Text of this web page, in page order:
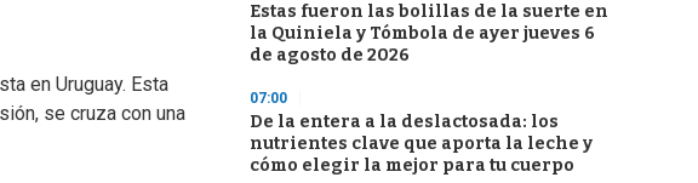
en Uruguay. Esta
se cruza con una
Estas fueron las bolillas de la suerte en
la Quiniela y Tómbola de ayer jueves 6
de agosto de 2026
07:00
De la entera a la deslactosada: los
nutrientes clave que aporta la leche y
cómo elegir la mejor para tu cuerpo